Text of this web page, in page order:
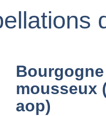
Bourgogne
mousseux
aop)